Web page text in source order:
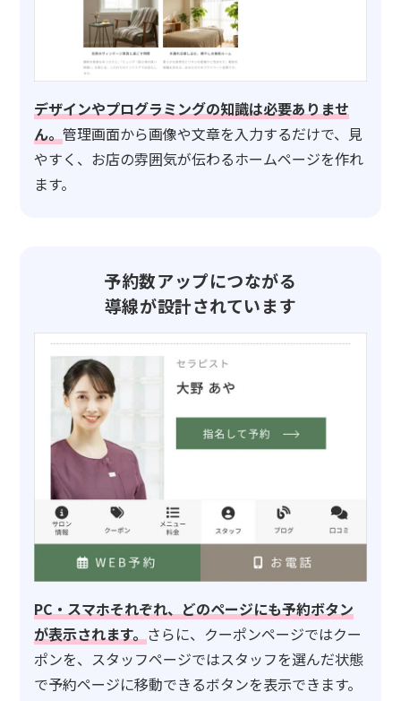
デザインやプログラミングの知識は必要ありませ
ん。管理画面から画像や文章を入力するだけで、見
やすく、お店の雰囲気が伝わるホームページを作れ
ます。
予約数アップにつながる
導線が設計されています
PC・スマホそれぞれ、どのページにも予約ボタン
が表示されます。さらに、クーポンページではクー
ポンを、スタッフページではスタッフを選んだ状態
で予約ページに移動できるボタンを表示できます。